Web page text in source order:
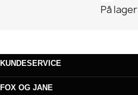
På lager
KUNDESERVICE
FOX OG JANE